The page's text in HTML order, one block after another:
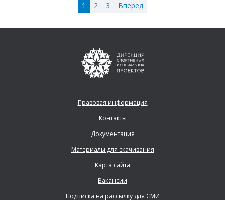
1 2 3 Вперед
Правовая информация
Контакты
Документация
Материалы для скачивания
Карта сайта
Вакансии
Подписка на рассылку для СМИ